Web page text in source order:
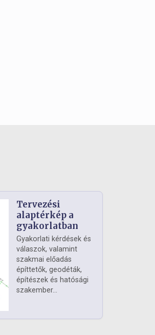
Tervezési
alaptérkép a
gyakorlatban
Gyakorlati kérdések és
válaszok, valamint
szakmai előadás
építtetők, geodéták,
építészek és hatósági
szakember...